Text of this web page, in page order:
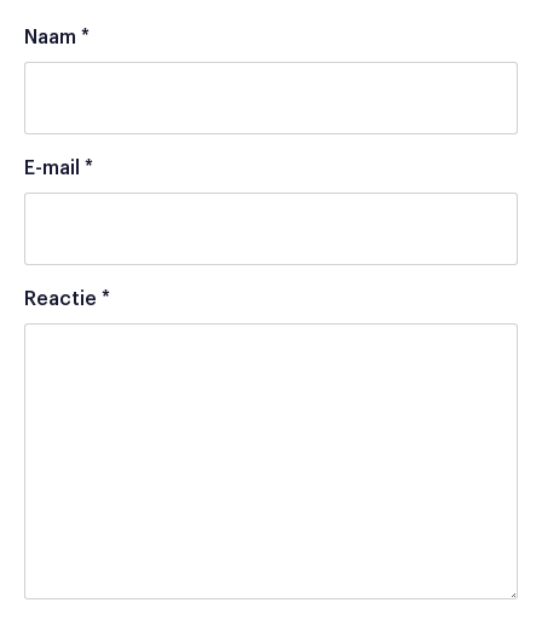
Naam *
E-mail *
Reactie *